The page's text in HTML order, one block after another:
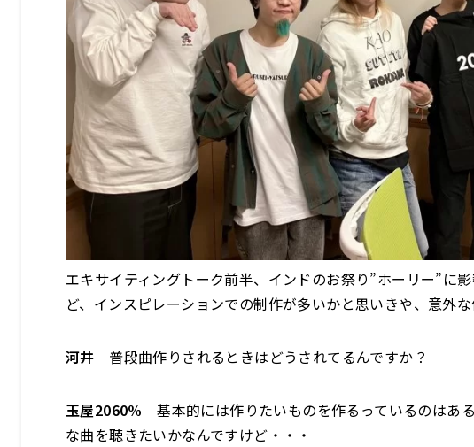
エキサイティングトーク前半、インドのお祭り”ホーリー”に
ど、インスピレーションでの制作が多いかと思いきや、意外
河井 普段曲作りされるときはどうされてるんですか？
玉屋2060% 基本的には作りたいものを作るっているのはあ
な曲を聴きたいかなんですけど・・・